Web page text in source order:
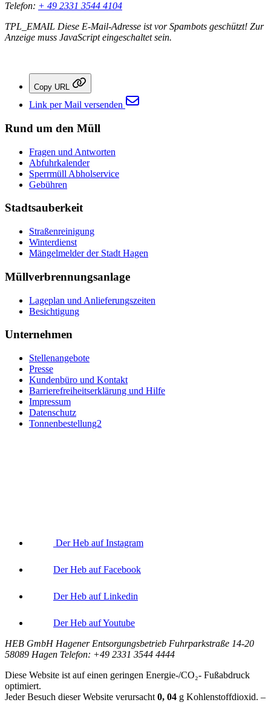
Telefon: + 49 2331 3544 4104
TPL_EMAIL Diese E-Mail-Adresse ist vor Spambots geschützt! Zur
Anzeige muss JavaScript eingeschaltet sein.
Copy URL
Link per Mail versenden
Rund um den Müll
Fragen und Antworten
Abfuhrkalender
Sperrmüll Abholservice
Gebühren
Stadtsauberkeit
Straßenreinigung
Winterdienst
Mängelmelder der Stadt Hagen
Müllverbrennungsanlage
Lageplan und Anlieferungszeiten
Besichtigung
Unternehmen
Stellenangebote
Presse
Kundenbüro und Kontakt
Barrierefreiheitserklärung und Hilfe
Impressum
Datenschutz
Tonnenbestellung2
Der Heb auf Instagram
Der Heb auf Facebook
Der Heb auf Linkedin
Der Heb auf Youtube
HEB GmbH Hagener Entsorgungsbetrieb Fuhrparkstraße 14-20
58089 Hagen Telefon: +49 2331 3544 4444
Diese Website ist auf einen geringen Energie-/CO₂- Fußabdruck
optimiert.
Jeder Besuch dieser Website verursacht 0, 04 g Kohlenstoffdioxid. –